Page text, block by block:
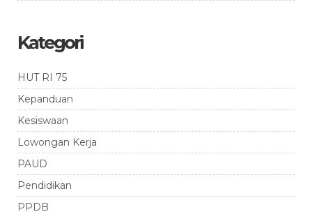
Kategori
HUT RI 75
Kepanduan
Kesiswaan
Lowongan Kerja
PAUD
Pendidikan
PPDB